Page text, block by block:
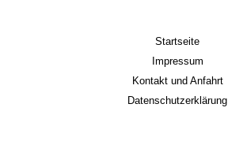
Startseite
Impressum
Kontakt und Anfahrt
Datenschutzerklärung